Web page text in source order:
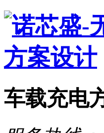
车载充电